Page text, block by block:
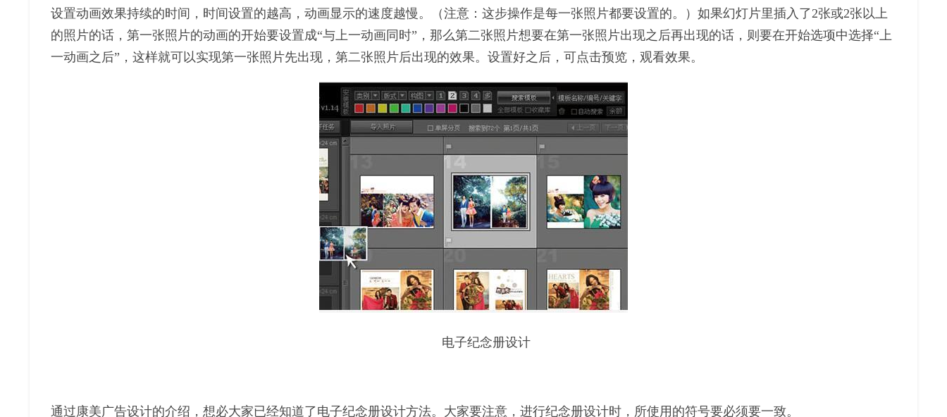
设置动画效果持续的时间，时间设置的越高，动画显示的速度越慢。（注意：这步操作是每一张照片都要设置的。）如果幻灯片里插入了2张或2张以上
的照片的话，第一张照片的动画的开始要设置成“与上一动画同时”，那么第二张照片想要在第一张照片出现之后再出现的话，则要在开始选项中选择“上
一动画之后”，这样就可以实现第一张照片先出现，第二张照片后出现的效果。设置好之后，可点击预览，观看效果。
电子纪念册设计
通过康美广告设计的介绍，想必大家已经知道了电子纪念册设计方法。大家要注意，进行纪念册设计时，所使用的符号要必须要一致。